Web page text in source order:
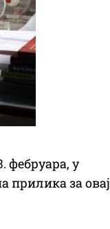
фебруара, у
прилика за овај